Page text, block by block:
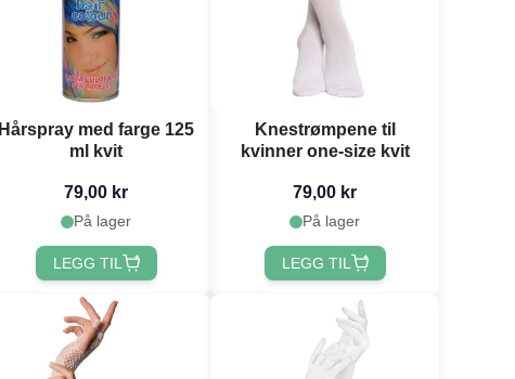
Hårspray med farge 125
ml kvit
79,00 kr
På lager
LEGG TIL
Knestrømpene til
kvinner one-size kvit
79,00 kr
På lager
LEGG TIL